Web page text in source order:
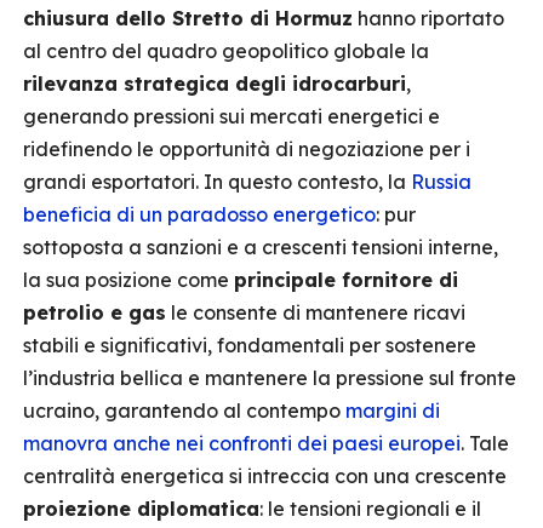
chiusura dello Stretto di Hormuz hanno riportato
al centro del quadro geopolitico globale la
rilevanza strategica degli idrocarburi,
generando pressioni sui mercati energetici e
ridefinendo le opportunità di negoziazione per i
grandi esportatori. In questo contesto, la Russia
beneficia di un paradosso energetico: pur
sottoposta a sanzioni e a crescenti tensioni interne,
la sua posizione come principale fornitore di
petrolio e gas le consente di mantenere ricavi
stabili e significativi, fondamentali per sostenere
l’industria bellica e mantenere la pressione sul fronte
ucraino, garantendo al contempo margini di
manovra anche nei confronti dei paesi europei. Tale
centralità energetica si intreccia con una crescente
proiezione diplomatica: le tensioni regionali e il